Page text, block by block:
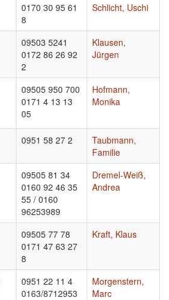
0170 30 95 61
8
Schlicht, Uschi
09503 5241
0172 86 26 92
2
Klausen,
Jürgen
09505 950 700
0171 4 13 13
05
Hofmann,
Monika
0951 58 27 2
Taubmann,
Familie
09505 81 34
0160 92 46 35
55 / 0160
96253989
Dremel-Weiß,
Andrea
09505 77 78
0171 47 63 27
8
Kraft, Klaus
0951 22 11 4
0163/8712953
Morgenstern,
Marc